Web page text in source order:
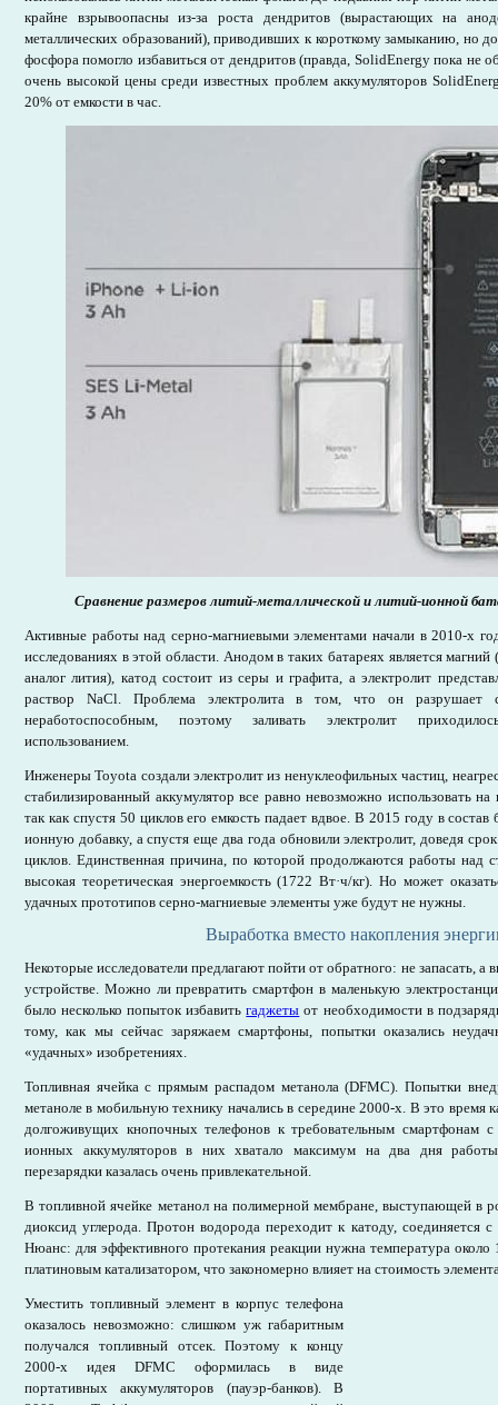
крайне взрывоопасны из-за роста дендритов (вырастающих на
металлических образований), приводивших к короткому замыканию, но
фосфора помогло избавиться от дендритов (правда, SolidEnergy пока не
очень высокой цены среди известных проблем аккумуляторов
20% от емкости в час.
Сравнение размеров литий-металлической и литий-ионной
Активные работы над серно-магниевыми элементами начали в 2010-х
исследованиях в этой области. Анодом в таких батареях является
аналог лития), катод состоит из серы и графита, а электролит
раствор NaCl. Проблема электролита в том, что он разрушает
неработоспособным, поэтому заливать электролит
использованием.
Инженеры Toyota создали электролит из ненуклеофильных частиц,
стабилизированный аккумулятор все равно невозможно использовать
так как спустя 50 циклов его емкость падает вдвое. В 2015 году в состав
ионную добавку, а спустя еще два года обновили электролит, доведя
циклов. Единственная причина, по которой продолжаются работы над
высокая теоретическая энергоемкость (1722 Вт·ч/кг). Но может
удачных прототипов серно-магниевые элементы уже будут не нужны.
Выработка вместо накопления
Некоторые исследователи предлагают пойти от обратного: не запасать, а
устройстве. Можно ли превратить смартфон в маленькую
было несколько попыток избавитьгаджеты от необходимости в
тому, как мы сейчас заряжаем смартфоны, попытки оказались
«удачных» изобретениях.
Топливная ячейка с прямым распадом метанола (DFMC). Попытки
метаноле в мобильную технику начались в середине 2000-х. В это время
долгоживущих кнопочных телефонов к требовательным
ионных аккумуляторов в них хватало максимум на два дня
перезарядки казалась очень привлекательной.
В топливной ячейке метанол на полимерной мембране, выступающей в
диоксид углерода. Протон водорода переходит к катоду, соединяется
Нюанс: для эффективного протекания реакции нужна температура
платиновым катализатором, что закономерно влияет на стоимость
Уместить топливный элемент в корпус телефона
оказалось невозможно: слишком уж габаритным
получался топливный отсек. Поэтому к концу
2000-х идея DFMC оформилась в виде
портативных аккумуляторов (пауэр-банков). В